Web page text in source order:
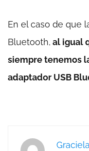
En el caso de que
Bluetooth, al igual
siempre tenemos
adaptador USB